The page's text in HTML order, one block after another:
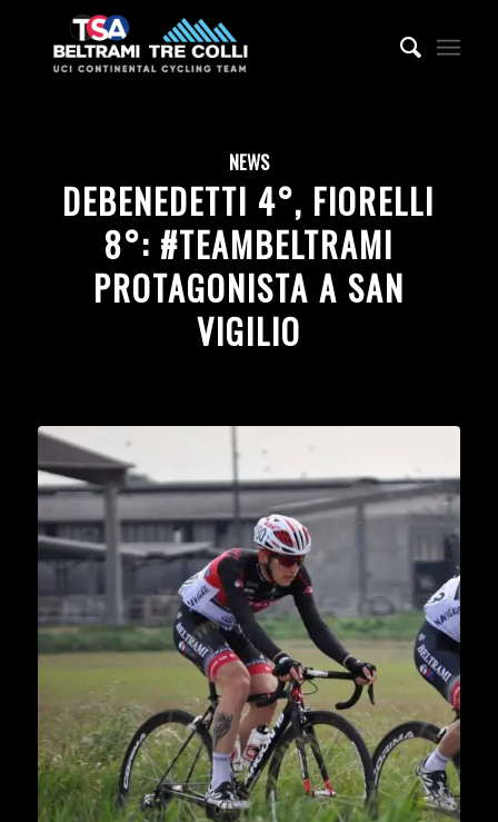
NEWS
DEBENEDETTI 4°, FIORELLI
8°: #TEAMBELTRAMI
PROTAGONISTA A SAN
VIGILIO